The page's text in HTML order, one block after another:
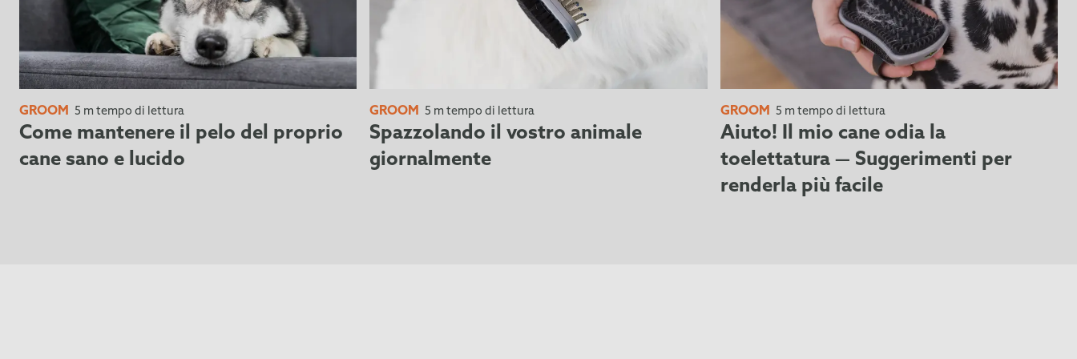
GROOM 5 m tempo di lettura
Come mantenere il pelo del proprio
cane sano e lucido
GROOM 5 m tempo di lettura
Spazzolando il vostro animale
giornalmente
GROOM 5 m tempo di lettura
Aiuto! Il mio cane odia la
toelettatura — Suggerimenti per
renderla più facile